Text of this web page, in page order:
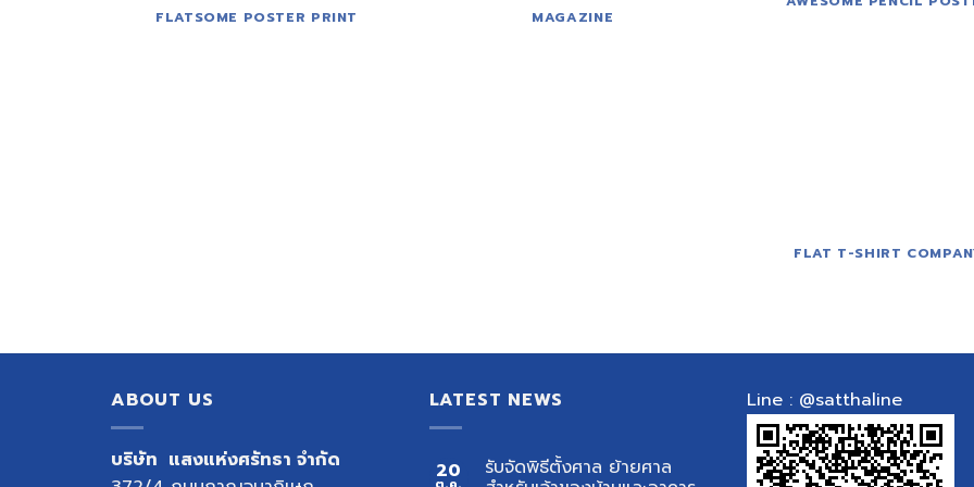
FLATSOME POSTER PRINT
MAGAZINE
FLAT T-SHIRT
ABOUT US
บริษัท แสงแห่งศรัทธา จำกัด
LATEST NEWS
20 รับจัดพิธีตั้งศาล ย้ายศาล
Line : @satthaline